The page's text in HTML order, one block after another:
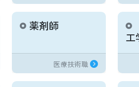
薬剤師
医療技術職
工